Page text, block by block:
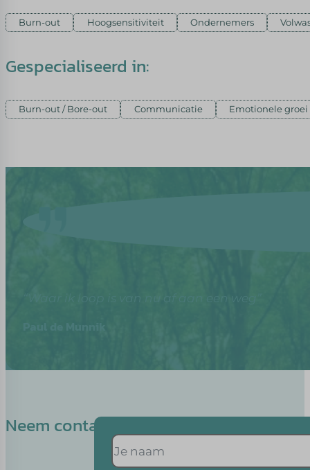
Burn-out Hoogsensitiviteit Ondernemers
Gespecialiseerd in:
Burn-out / Bore-out Communicatie Emotionele groei
Neem contact op met Marieke